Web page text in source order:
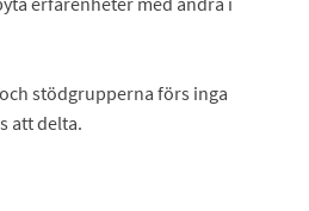
stödgrupperna förs inga
att delta.